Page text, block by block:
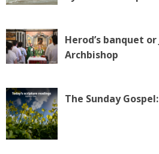
Herod’s banquet or
Archbishop
The Sunday